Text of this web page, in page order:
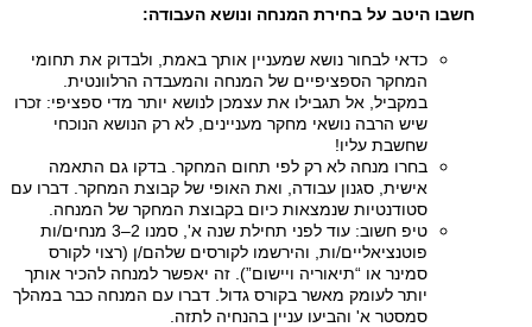
חשבו היטב על בחירת המנחה ונושא העבודה:
כדאי לבחור נושא שמעניין אותך באמת, ולבדוק את תחומי
המחקר הספציפיים של המנחה והמעבדה הרלוונטית.
במקביל, אל תגבילו את עצמכן לנושא יותר מדי ספציפי: זכרו
שיש הרבה נושאי מחקר מעניינים, לא רק הנושא הנוכחי
שחשבת עליו!
בחרו מנחה לא רק לפי תחום המחקר. בדקו גם התאמה
אישית, סגנון עבודה, ואת האופי של קבוצת המחקר. דברו עם
סטודנטיות שנמצאות כיום בקבוצת המחקר של המנחה.
טיפ חשוב: עוד לפני תחילת שנה א', סמנו 2–3 מנחים/ות
פוטנציאליים/ות, והירשמו לקורסים שלהם/ן (רצוי לקורס
סמינר או “תיאוריה ויישום”). זה יאפשר למנחה להכיר אותך
יותר לעומק מאשר בקורס גדול. דברו עם המנחה כבר במהלך
סמסטר א' והביעו עניין בהנחיה לתזה.